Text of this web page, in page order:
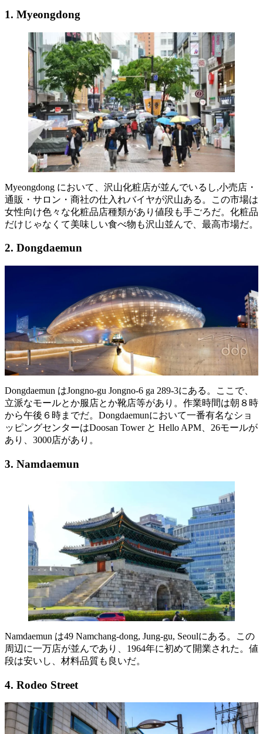
1. Myeongdong
Myeongdong において、沢山化粧店が並んでいるし,小売店・
通販・サロン・商社の仕入れバイヤが沢山ある。この市場は
女性向け色々な化粧品店種類があり値段も手ごろだ。化粧品
だけじゃなくて美味しい食べ物も沢山並んで、最高市場だ。
2. Dongdaemun
Dongdaemun はJongno-gu Jongno-6 ga 289-3にある。ここで、
立派なモールとか服店とか靴店等があり。作業時間は朝８時
から午後６時までだ。Dongdaemunにおいて一番有名なショ
ッピングセンターはDoosan Tower と Hello APM、26モールが
あり、3000店があり。
3. Namdaemun
Namdaemun は49 Namchang-dong, Jung-gu, Seoulにある。この
周辺に一万店が並んであり、1964年に初めて開業された。値
段は安いし、材料品質も良いだ。
4. Rodeo Street